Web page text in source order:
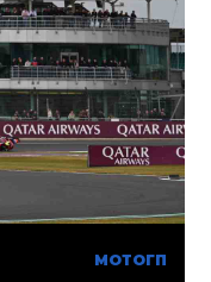
МОТОГП